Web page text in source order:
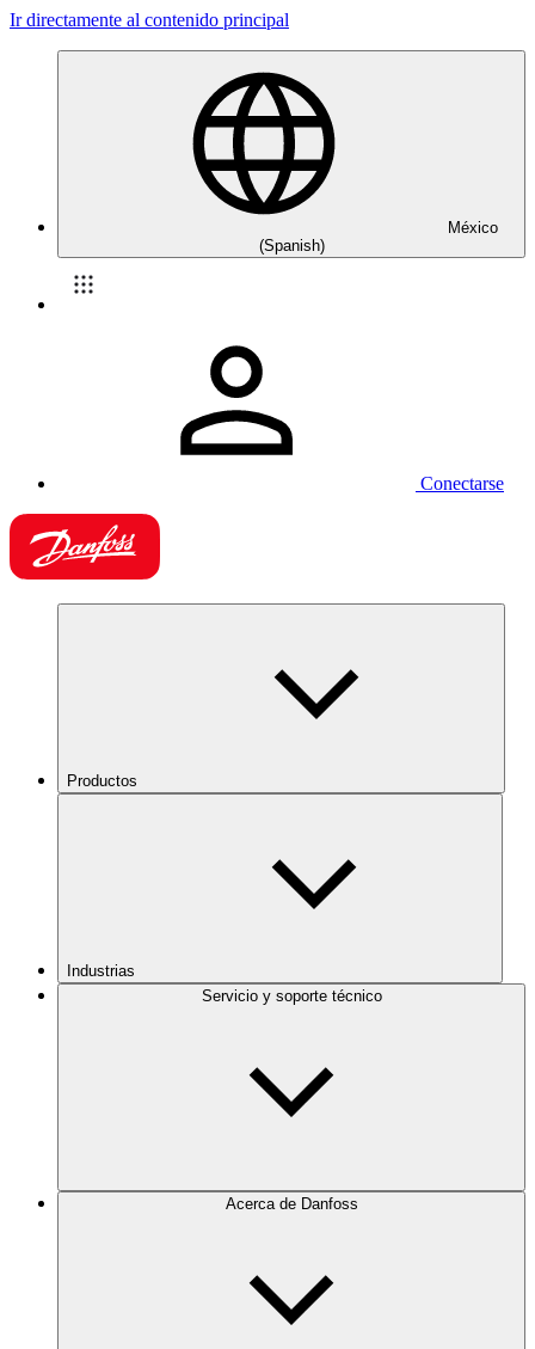
Ir directamente al contenido principal
México
(Spanish)
Conectarse
Productos
Industrias
Servicio y soporte técnico
Acerca de Danfoss